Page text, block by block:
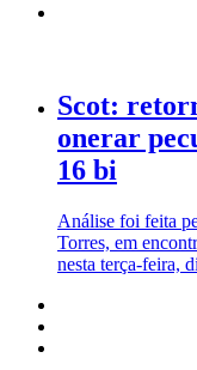
Scot:
onerar
16 bi
Análise foi feita
Torres, em
nesta terça-feira,